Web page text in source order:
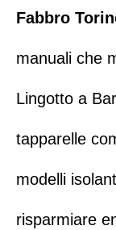
Fabbro
manuali che
Lingotto a
tapparelle
modelli
risparmiare